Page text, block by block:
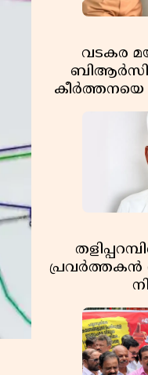
വടകര
ബിആർസി
കീർത്തനയെ
പ്രവർത്തകൻ